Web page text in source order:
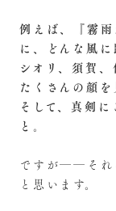
例えば、『霧
に、どんな風に
シオリ、須賀
たくさんの顔を
そして、真剣
と。
ですが――それ
と思います。